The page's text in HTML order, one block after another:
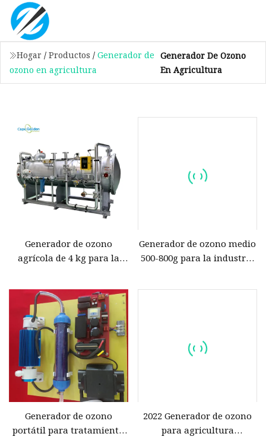
Hogar / Productos / Generador de
ozono en agricultura
Generador De Ozono
En Agricultura
Generador de ozono
agrícola de 4 kg para la
Generador de ozono medio
500-800g para la industria
Generador de ozono
portátil para tratamiento
2022 Generador de ozono
para agricultura